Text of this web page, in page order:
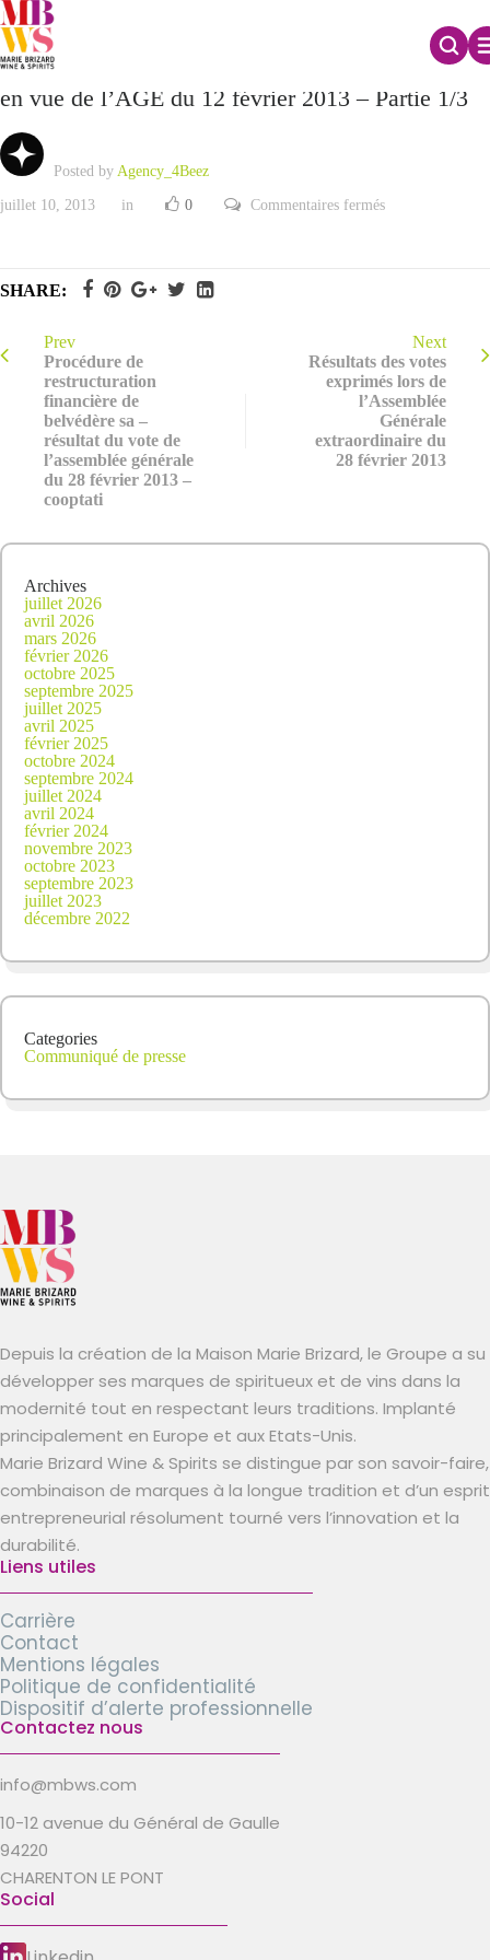
(1/3) Documentation à l’attention des actionnaires
en vue de l’AGE du 12 février 2013 – Partie 1/3
Posted by Agency_4Beez
juillet 10, 2013 in 0 Commentaires ferméssur
l’AGE
du
12
février
2013
–
Partie
1/3
SHARE:
Prev
Procédure de
restructuration
financière de
belvédère sa –
résultat du vote de
l’assemblée générale
du 28 février 2013 –
cooptati
Next
Résultats des votes
exprimés lors de
l’Assemblée
Générale
extraordinaire du
28 février 2013
Archives
juillet 2026
avril 2026
mars 2026
février 2026
octobre 2025
septembre 2025
juillet 2025
avril 2025
février 2025
octobre 2024
septembre 2024
juillet 2024
avril 2024
février 2024
novembre 2023
octobre 2023
septembre 2023
juillet 2023
décembre 2022
Categories
Communiqué de presse
Depuis la création de la Maison Marie Brizard, le Groupe a su
développer ses marques de spiritueux et de vins dans la
modernité tout en respectant leurs traditions. Implanté
principalement en Europe et aux Etats-Unis.
Marie Brizard Wine & Spirits se distingue par son savoir-faire,
combinaison de marques à la longue tradition et d’un esprit
entrepreneurial résolument tourné vers l’innovation et la
durabilité.
Liens utiles
Carrière
Contact
Mentions légales
Politique de confidentialité
Dispositif d’alerte professionnelle
Contactez nous
info@mbws.com
10-12 avenue du Général de Gaulle
94220
CHARENTON LE PONT
Social